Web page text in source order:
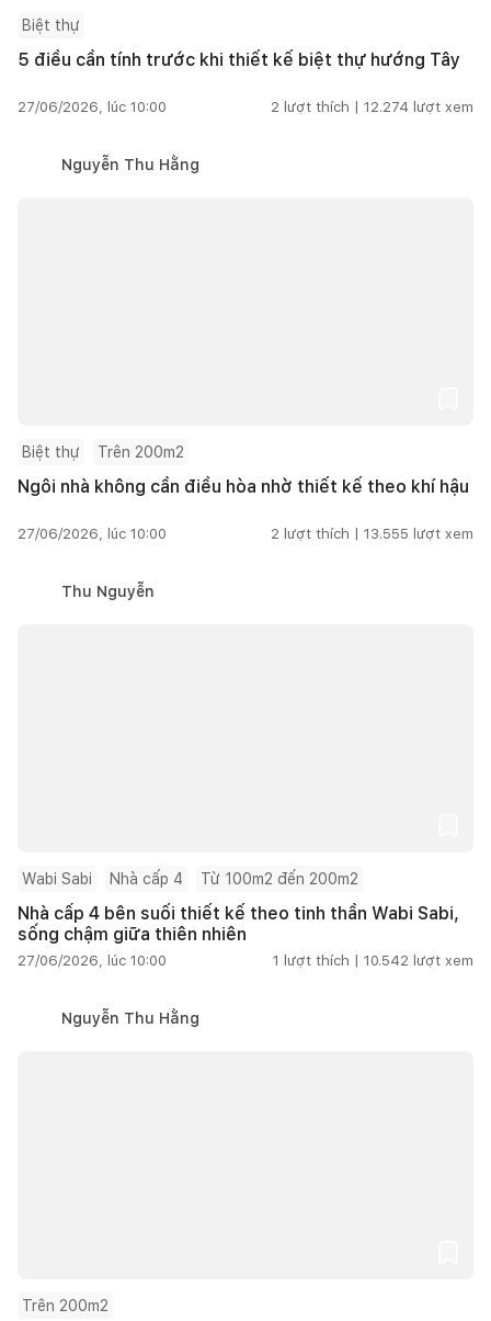
Biệt thự
5 điều cần tính trước khi thiết kế biệt thự hướng Tây
27/06/2026, lúc 10:00 2 lượt thích | 12.274 lượt xem
Nguyễn Thu Hằng
Biệt thự Trên 200m2
Ngôi nhà không cần điều hòa nhờ thiết kế theo khí hậu
27/06/2026, lúc 10:00 2 lượt thích | 13.555 lượt xem
Thu Nguyễn
Wabi Sabi Nhà cấp 4 Từ 100m2 đến 200m2
Nhà cấp 4 bên suối thiết kế theo tinh thần Wabi Sabi,
sống chậm giữa thiên nhiên
27/06/2026, lúc 10:00 1 lượt thích | 10.542 lượt xem
Nguyễn Thu Hằng
Trên 200m2